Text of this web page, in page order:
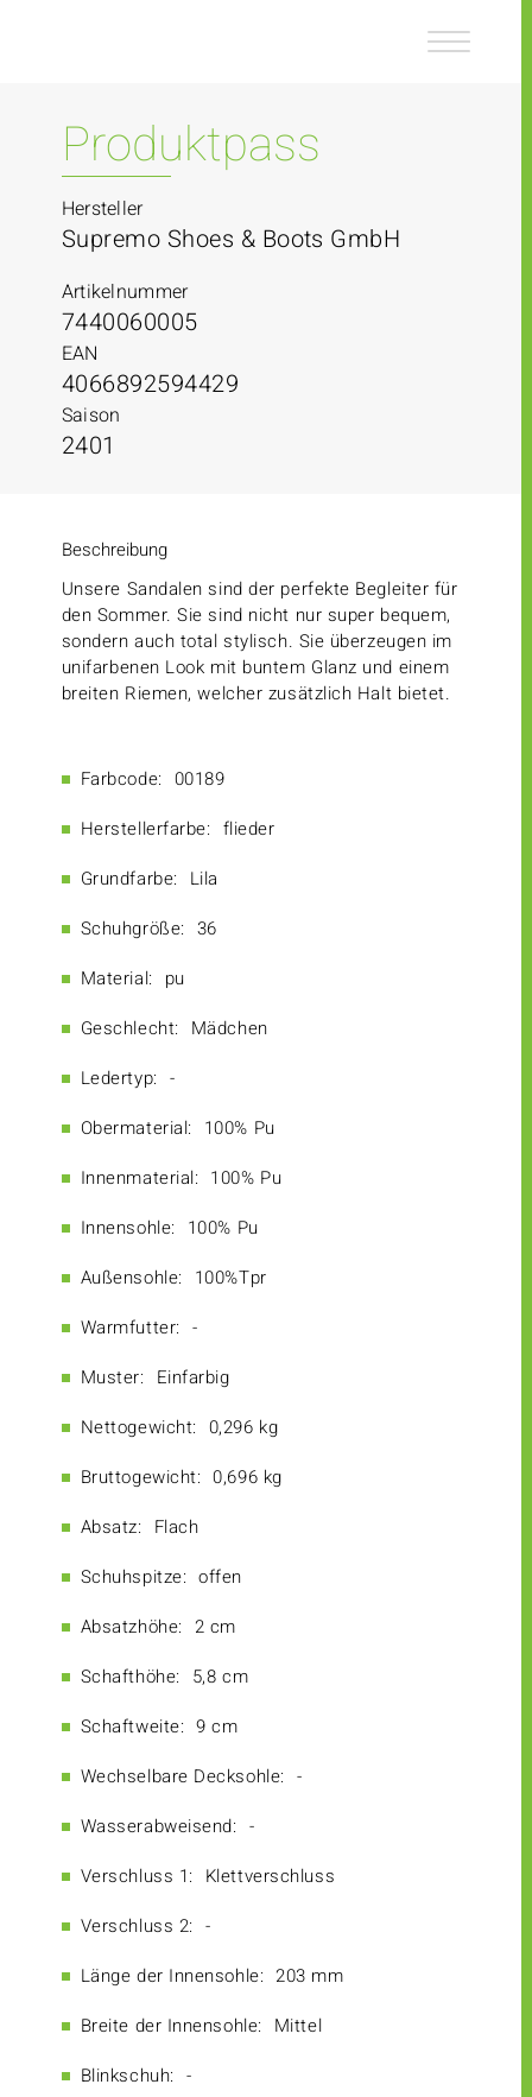
Produktpass
Hersteller
Supremo Shoes & Boots GmbH
Artikelnummer
7440060005
EAN
4066892594429
Saison
2401
Beschreibung
Unsere Sandalen sind der perfekte Begleiter für
den Sommer. Sie sind nicht nur super bequem,
sondern auch total stylisch. Sie überzeugen im
unifarbenen Look mit buntem Glanz und einem
breiten Riemen, welcher zusätzlich Halt bietet.
Farbcode: 00189
Herstellerfarbe: flieder
Grundfarbe: Lila
Schuhgröße: 36
Material: pu
Geschlecht: Mädchen
Ledertyp: -
Obermaterial: 100% Pu
Innenmaterial: 100% Pu
Innensohle: 100% Pu
Außensohle: 100%Tpr
Warmfutter: -
Muster: Einfarbig
Nettogewicht: 0,296 kg
Bruttogewicht: 0,696 kg
Absatz: Flach
Schuhspitze: offen
Absatzhöhe: 2 cm
Schafthöhe: 5,8 cm
Schaftweite: 9 cm
Wechselbare Decksohle: -
Wasserabweisend: -
Verschluss 1: Klettverschluss
Verschluss 2: -
Länge der Innensohle: 203 mm
Breite der Innensohle: Mittel
Blinkschuh: -